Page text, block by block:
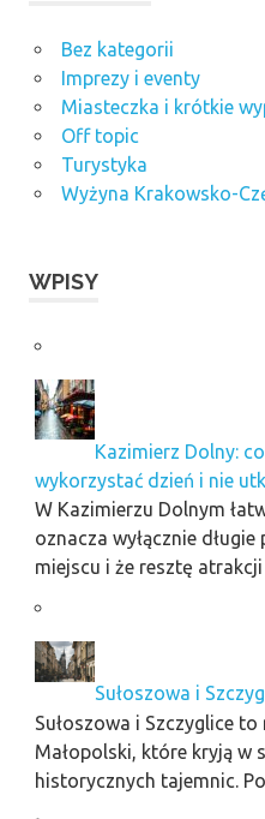
Bez kategorii
Imprezy i eventy
Miasteczka i krótkie
Off topic
Turystyka
Wyżyna Krakowsko-
WPISY
Kazimierz Dolny:
wykorzystać dzień i nie
W Kazimierzu Dolnym
oznacza wyłącznie
miejscu i że resztę atrakcji
Sułoszowa i
Sułoszowa i Szczyglice
Małopolski, które kryją w
historycznych tajemnic.